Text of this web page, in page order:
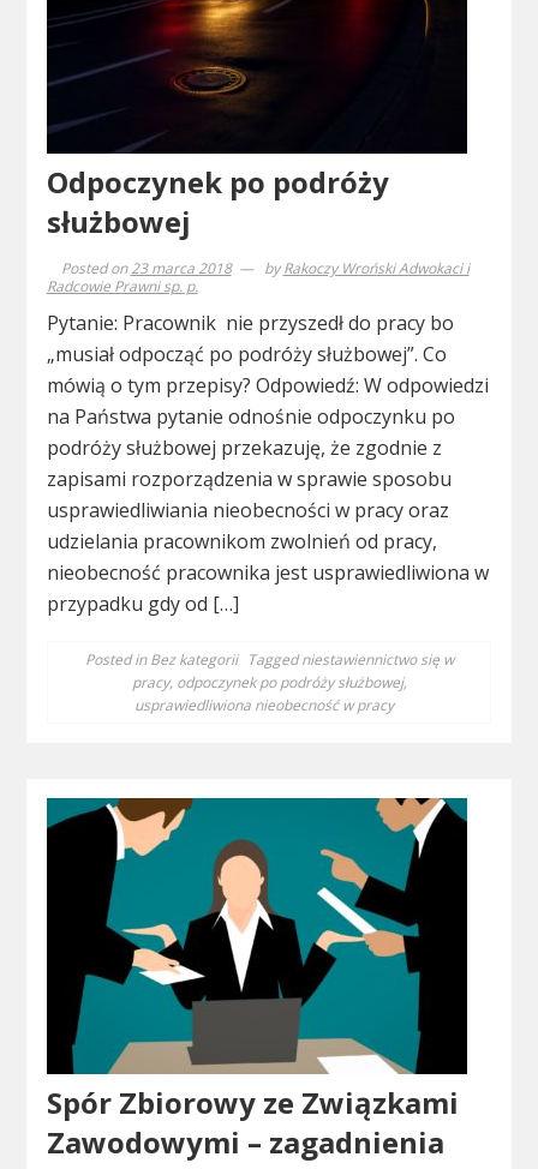
Odpoczynek po podróży
służbowej
Posted on23 marca 2018 byRakoczy Wroński Adwokaci i
Radcowie Prawni sp. p.
Pytanie: Pracownik nie przyszedł do pracy bo
„musiał odpocząć po podróży służbowej”. Co
mówią o tym przepisy? Odpowiedź: W odpowiedzi
na Państwa pytanie odnośnie odpoczynku po
podróży służbowej przekazuję, że zgodnie z
zapisami rozporządzenia w sprawie sposobu
usprawiedliwiania nieobecności w pracy oraz
udzielania pracownikom zwolnień od pracy,
nieobecność pracownika jest usprawiedliwiona w
przypadku gdy od […]
Posted inBez kategorii Taggedniestawiennictwo się w
pracy, odpoczynek po podróży służbowej,
usprawiedliwiona nieobecność w pracy
Spór Zbiorowy ze Związkami
Zawodowymi – zagadnienia